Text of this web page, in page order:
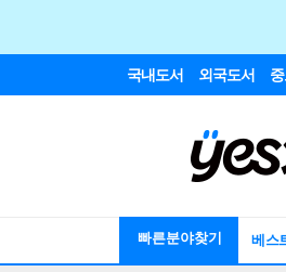
국내도서 외국도서
빠른분야찾기 베스